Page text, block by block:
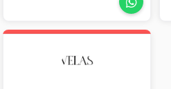
Mientras unos bailan,
recuerdos y un punto